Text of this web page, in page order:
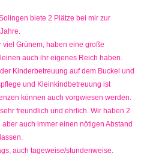
biete 2 Plätze bei mir zur
Grünem, haben eine große
auch ihr eigenes Reich haben.
Kinderbetreuung auf dem Buckel und
und Kleinkindbetreuung ist
können auch vorgwiesen werden.
freundlich und ehrlich. Wir haben 2
auch immer einen nötigen Abstand
auch tageweise/stundenweise.